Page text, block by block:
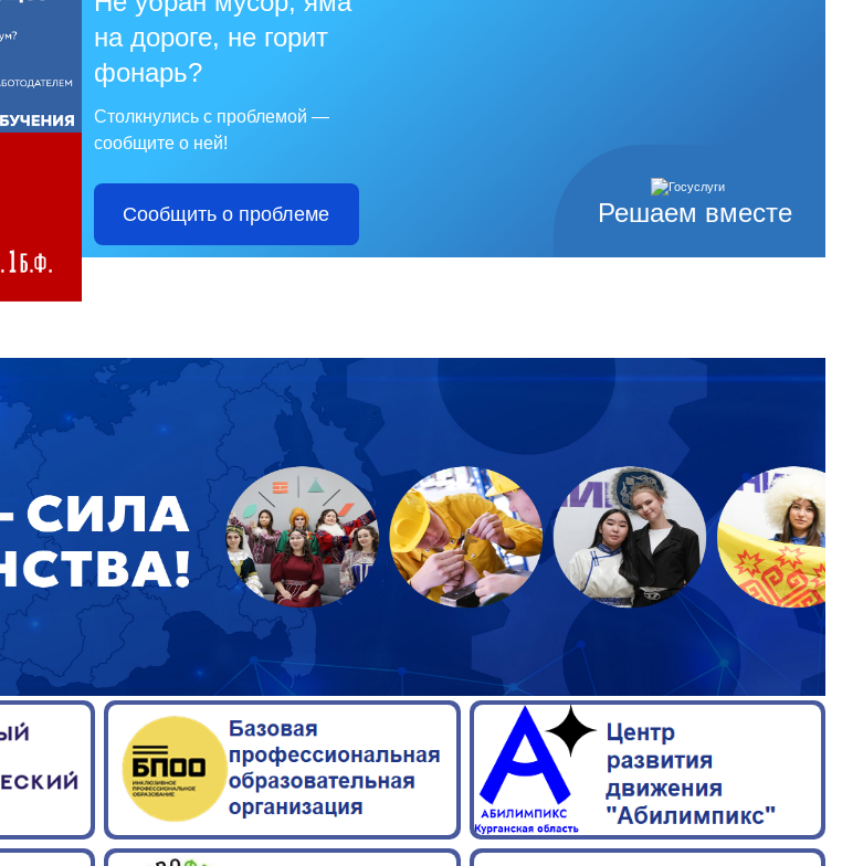
Решаем вместе
на дороге, не горит
фонарь?
Столкнулись с проблемой —
сообщите о ней!
Сообщить о проблеме